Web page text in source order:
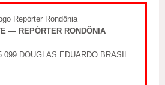
— REPÓRTER RONDÔNIA
DOUGLAS EDUARDO BRASIL